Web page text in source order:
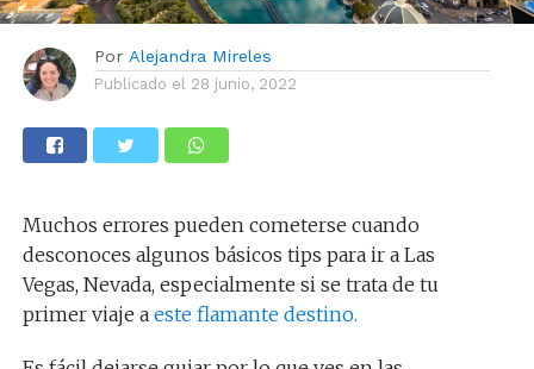
Por Alejandra Mireles
Publicado el 28 junio, 2022
Muchos errores pueden cometerse cuando
desconoces algunos básicos tips para ir a Las
Vegas, Nevada, especialmente si se trata de tu
primer viaje a este flamante destino.